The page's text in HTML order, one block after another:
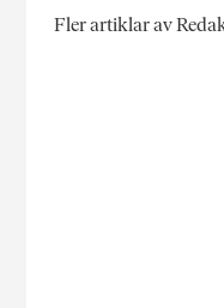
Fler artiklar av